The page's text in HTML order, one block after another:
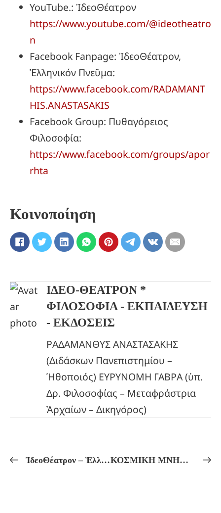
YouTube.: ἸδεοΘέατρον
https://www.youtube.com/@ideotheatro
n
Facebook Fanpage: ἸδεοΘέατρον,
Ἑλληνικόν Πνεῦμα:
https://www.facebook.com/RADAMANT
HIS.ANASTASAKIS
Facebook Group: Πυθαγόρειος
Φιλοσοφία:
https://www.facebook.com/groups/apor
rhta
Κοινοποίηση
ΙΔΕΟ-ΘΕΑΤΡΟΝ *
ΦΙΛΟΣΟΦΙΑ - ΕΚΠΑΙΔΕΥΣΗ
- ΕΚΔΟΣΕΙΣ
ΡΑΔΑΜΑΝΘΥΣ ΑΝΑΣΤΑΣΑΚΗΣ
(Διδάσκων Πανεπιστημίου –
Ἡθοποιός) ΕΥΡΥΝΟΜΗ ΓΑΒΡΑ (ὑπ.
Δρ. Φιλοσοφίας – Μεταφράστρια
Ἀρχαίων – Δικηγόρος)
ἸδεοΘέατρον – Ἑλληνικόν Πνεῦμα Πρόγραμμα Μαθημάτων ἀπό 16/02 ἔως 21/02 ΚΟΣΜΙΚΗ ΜΝΗΜΗ! ΠΥΘΑΓΟΡΕΙΑ ΣΙΓΗ ΚΑΙ ΕΞΟΔΟΣ ΑΠΟ ΤΟΝ ΝΟΥ